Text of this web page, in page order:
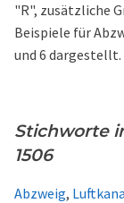
"R", zusätzliche
Beispiele für
und 6 dargestellt.
Stichworte
1506
Abzweig,